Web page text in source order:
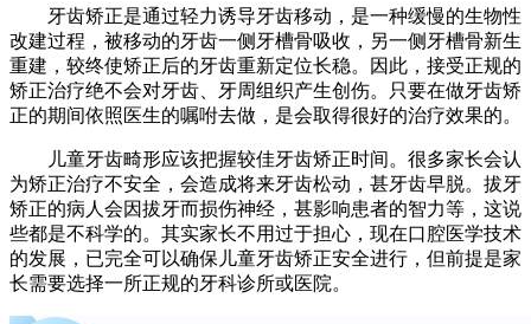
牙齿矫正是通过轻力诱导牙齿移动，是一种缓慢的生物性
改建过程，被移动的牙齿一侧牙槽骨吸收，另一侧牙槽骨新生
重建，较终使矫正后的牙齿重新定位长稳。因此，接受正规的
矫正治疗绝不会对牙齿、牙周组织产生创伤。只要在做牙齿矫
正的期间依照医生的嘱咐去做，是会取得很好的治疗效果的。
儿童牙齿畸形应该把握较佳牙齿矫正时间。很多家长会认
为矫正治疗不安全，会造成将来牙齿松动，甚牙齿早脱。拔牙
矫正的病人会因拔牙而损伤神经，甚影响患者的智力等，这说
些都是不科学的。其实家长不用过于担心，现在口腔医学技术
的发展，已完全可以确保儿童牙齿矫正安全进行，但前提是家
长需要选择一所正规的牙科诊所或医院。